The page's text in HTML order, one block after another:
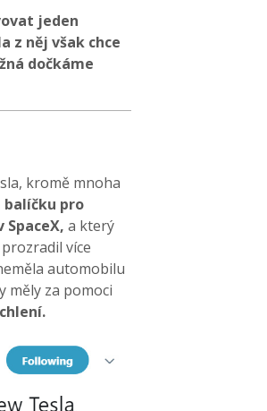
jeden
z něj však chce
dočkáme
kromě mnoha
balíčku pro
a který
více
automobilu
měly za pomoci